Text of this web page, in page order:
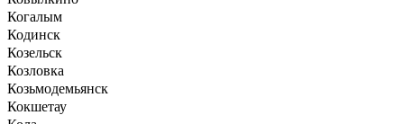
Когалым
Кодинск
Козельск
Козловка
Козьмодемьянск
Кокшетау